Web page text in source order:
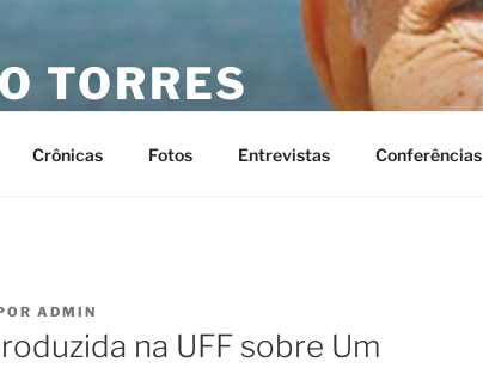
TORRES
Crônicas Fotos Entrevistas Conferências
ADMIN
na UFF sobre Um